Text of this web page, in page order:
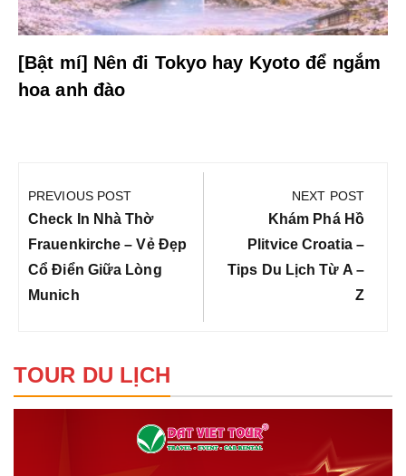
[Bật mí] Nên đi Tokyo hay Kyoto để ngắm
hoa anh đào
hướng
bài
viết
PREVIOUS POST
Previous
Post:
Check In Nhà Thờ
Frauenkirche – Vẻ Đẹp
Cổ Điển Giữa Lòng
Munich
NEXT POST
Next
Post:
Khám Phá Hồ
Plitvice Croatia –
Tips Du Lịch Từ A –
Z
TOUR DU LỊCH